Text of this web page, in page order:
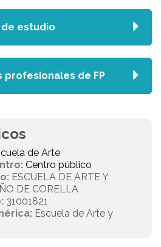
de Arte
Centro público
ESCUELA DE ARTE Y
DE CORELLA
31001821
Escuela de Arte y
estudio
profesionales de FP